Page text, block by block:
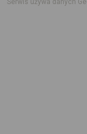
Serwis używa danych